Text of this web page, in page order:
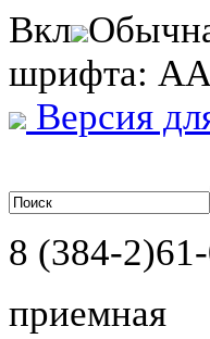
Вкл
шрифта: A
Версия
8 (384-2)
приемная